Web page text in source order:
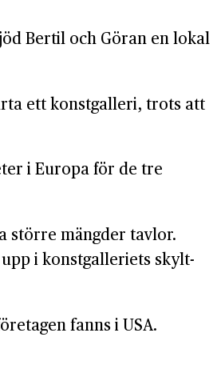
Bertil och Göran en lokal
ett konst­galleri, trots att
i Europa för de tre
större mängder tavlor.
i konst­galleriets skylt­
fanns i USA.